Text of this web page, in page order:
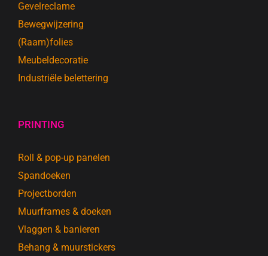
Gevelreclame
Bewegwijzering
(Raam)folies
Meubeldecoratie
Industriële belettering
PRINTING
Roll & pop-up panelen
Spandoeken
Projectborden
Muurframes & doeken
Vlaggen & banieren
Behang & muurstickers